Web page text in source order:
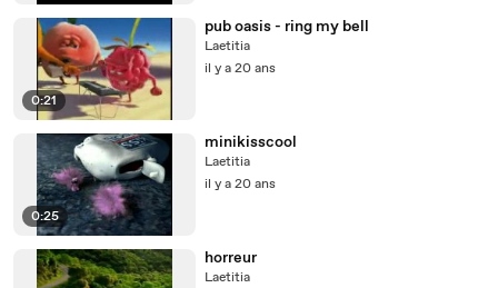
0:21
pub oasis - ring my bell
Laetitia
il y a 20 ans
0:25
minikisscool
Laetitia
il y a 20 ans
horreur
Laetitia